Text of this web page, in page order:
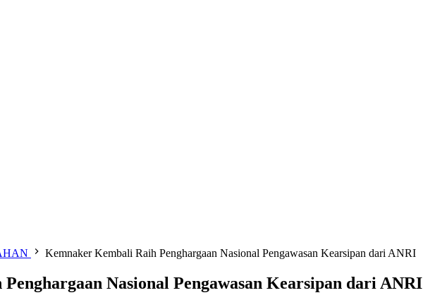
Kemnaker Kembali Raih Penghargaan Nasional Pengawasan Kearsipan dari ANRI
Nasional Pengawasan Kearsipan dari ANRI